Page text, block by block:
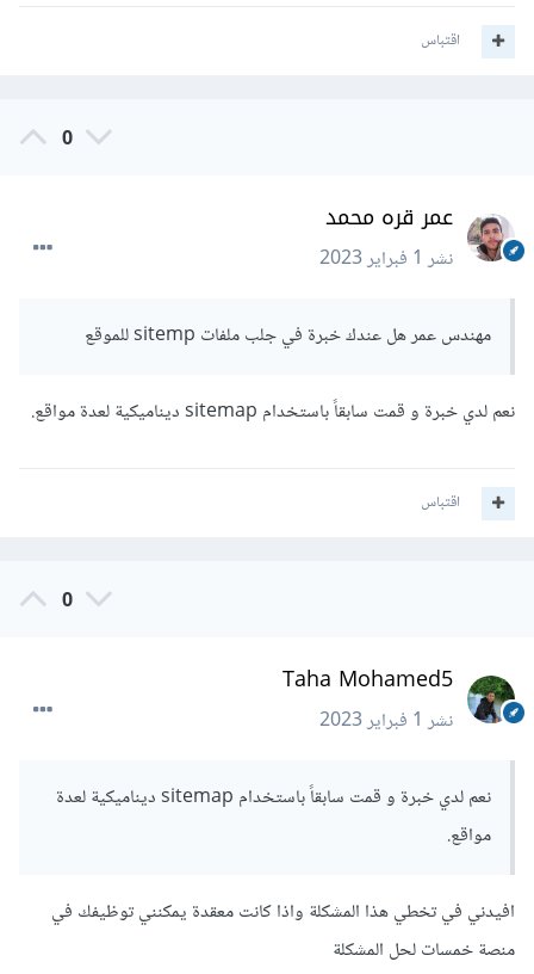
اقتباس
0
عمر قره محمد
نشر1 فبراير 2023
مهندس عمر هل عندك خبرة في جلب ملفات sitemp للموقع
نعم لدي خبرة و قمت سابقاً باستخدام sitemap ديناميكية لعدة مواقع.
اقتباس
0
Taha Mohamed5
نشر1 فبراير 2023
نعم لدي خبرة و قمت سابقاً باستخدام sitemap ديناميكية لعدة
مواقع.
افيدني في تخطي هذا المشكلة واذا كانت معقدة يمكنني توظيفك في
منصة خمسات لحل المشكلة